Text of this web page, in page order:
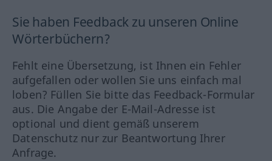
Sie haben Feedback zu unseren Online
Wörterbüchern?
Fehlt eine Übersetzung, ist Ihnen ein Fehler
aufgefallen oder wollen Sie uns einfach mal
loben? Füllen Sie bitte das Feedback-Formular
aus. Die Angabe der E-Mail-Adresse ist
optional und dient gemäß unserem
Datenschutz nur zur Beantwortung Ihrer
Anfrage.